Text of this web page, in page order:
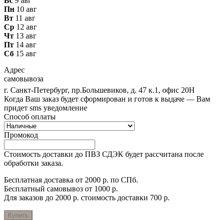
Пн 10 авг
Вт 11 авг
Ср 12 авг
Чт 13 авг
Пт 14 авг
Сб 15 авг
Адрес
самовывоза
г. Санкт-Петербург, пр.Большевиков, д. 47 к.1, офис 20Н
Когда Ваш заказ будет сформирован и готов к выдаче — Вам
придет sms уведомление
Способ оплаты
Промокод
Стоимость доставки до ПВЗ СДЭК будет рассчитана после
обработки заказа.
Бесплатная доставка от 2000 р. по СПб.
Бесплатный самовывоз от 1000 р.
Для заказов до 2000 р. стоимость доставки 700 р.
Купить